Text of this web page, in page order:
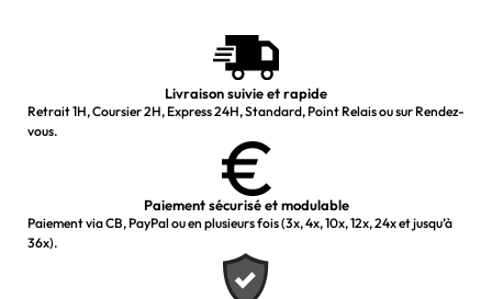
Livraison suivie et rapide
Retrait 1H, Coursier 2H, Express 24H, Standard, Point Relais ou sur Rendez-
vous.
Paiement sécurisé et modulable
Paiement via CB, PayPal ou en plusieurs fois (3x, 4x, 10x, 12x, 24x et jusqu’à
36x).